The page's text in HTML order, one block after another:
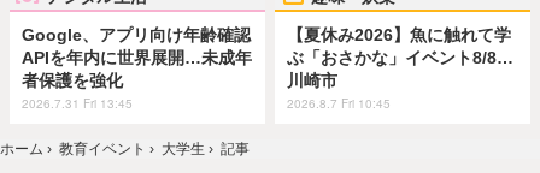
Google、アプリ向け年齢確認
APIを年内に世界展開…未成年
者保護を強化
2026.7.31 Fri 13:45
【夏休み2026】魚に触れて学
ぶ「おさかな」イベント8/8…
川崎市
2026.8.7 Fri 10:45
ホーム › 教育イベント › 大学生 › 記事